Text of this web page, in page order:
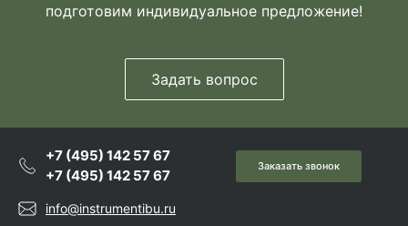
подготовим индивидуальное предложение!
Задать вопрос
+7 (495) 142 57 67
+7 (495) 142 57 67
Заказать звонок
info@instrumentibu.ru